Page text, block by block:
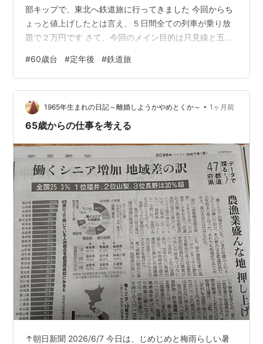
部キップで、東北へ鉄道旅に行ってきました 今回からち
ょっと値上げしたとは言え、５日間全ての列車が乗り放
題で２万円です さて、今回のメイン目的は只見線と五能
線乗ろうと思ったら、始発の会津若松駅でも立身が出る
始末 又、五能線もリゾートしらかみという列車に乗ろう
としたら、こちらは指定席完売でした。 なので、今回は
只見線は比較的空いてる、小出駅５時半頃出発の始発に
乗ります。 そのためには小出駅に前泊が必要ですが、余
#60歳台 #定年後 #鉄道旅
1965年生まれの日記～離婚しようかやめとくか～ • 1ヶ月前
65歳からの仕事を考える
↑朝日新聞 2026/6/7 今日は、じめじめと梅雨らしい暑